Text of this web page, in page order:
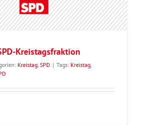
Kreistagsfraktion
Kreistag, SPD | Tags: Kreistag,